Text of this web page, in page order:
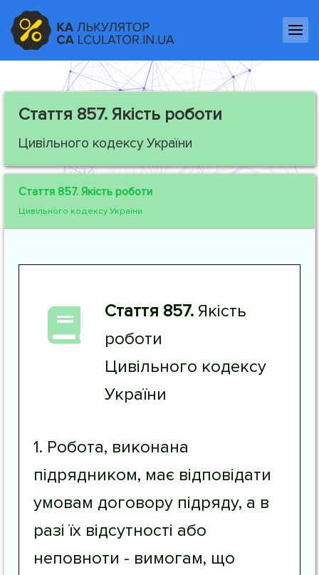
Стаття 857. Якість роботи
Цивільного кодексу України
Стаття 857. Якість роботи
Цивільного кодексу України
Стаття 857. Якість
роботи
Цивільного кодексу
України
1. Робота, виконана
підрядником, має відповідати
умовам договору підряду, а в
разі їх відсутності або
неповноти - вимогам, що